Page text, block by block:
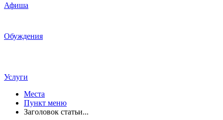
Афиша
Обуждения
Услуги
Места
Пункт меню
Заголовок статьи...